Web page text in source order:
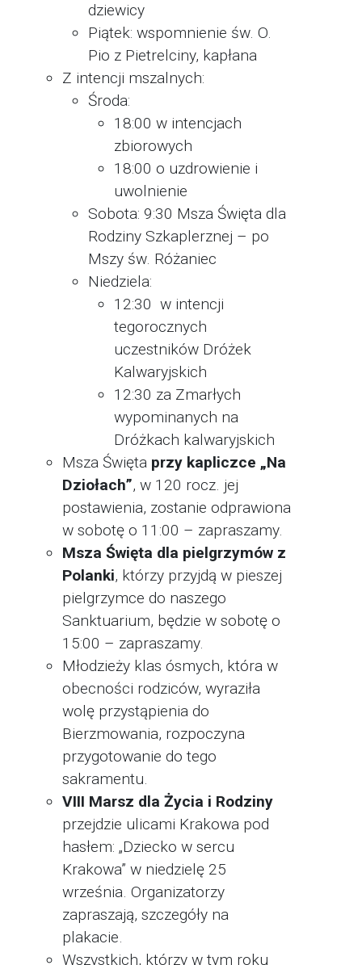
dziewicy
Piątek: wspomnienie św. O.
Pio z Pietrelciny, kapłana
Z intencji mszalnych:
Środa:
18:00 w intencjach
zbiorowych
18:00 o uzdrowienie i
uwolnienie
Sobota: 9:30 Msza Święta dla
Rodziny Szkaplerznej – po
Mszy św. Różaniec
Niedziela:
12:30 w intencji
tegorocznych
uczestników Dróżek
Kalwaryjskich
12:30 za Zmarłych
wypominanych na
Dróżkach kalwaryjskich
Msza Święta przy kapliczce „Na
Dziołach”, w 120 rocz. jej
postawienia, zostanie odprawiona
w sobotę o 11:00 – zapraszamy.
Msza Święta dla pielgrzymów z
Polanki, którzy przyjdą w pieszej
pielgrzymce do naszego
Sanktuarium, będzie w sobotę o
15:00 – zapraszamy.
Młodzieży klas ósmych, która w
obecności rodziców, wyraziła
wolę przystąpienia do
Bierzmowania, rozpoczyna
przygotowanie do tego
sakramentu.
VIII Marsz dla Życia i Rodziny
przejdzie ulicami Krakowa pod
hasłem: „Dziecko w sercu
Krakowa” w niedzielę 25
września. Organizatorzy
zapraszają, szczegóły na
plakacie.
Wszystkich, którzy w tym roku